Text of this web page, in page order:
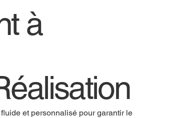
à
et personnalisé pour garantir le